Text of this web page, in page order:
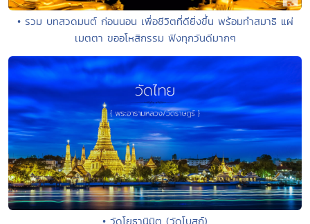
• รวม บทสวดมนต์ ก่อนนอน เพื่อชีวิตที่ดียิ่งขึ้น พร้อมทำสมาธิ แผ่
เมตตา ขออโหสิกรรม ฟังทุกวันดีมากๆ
• วัดโยธานิมิต (วัดโบสถ์)